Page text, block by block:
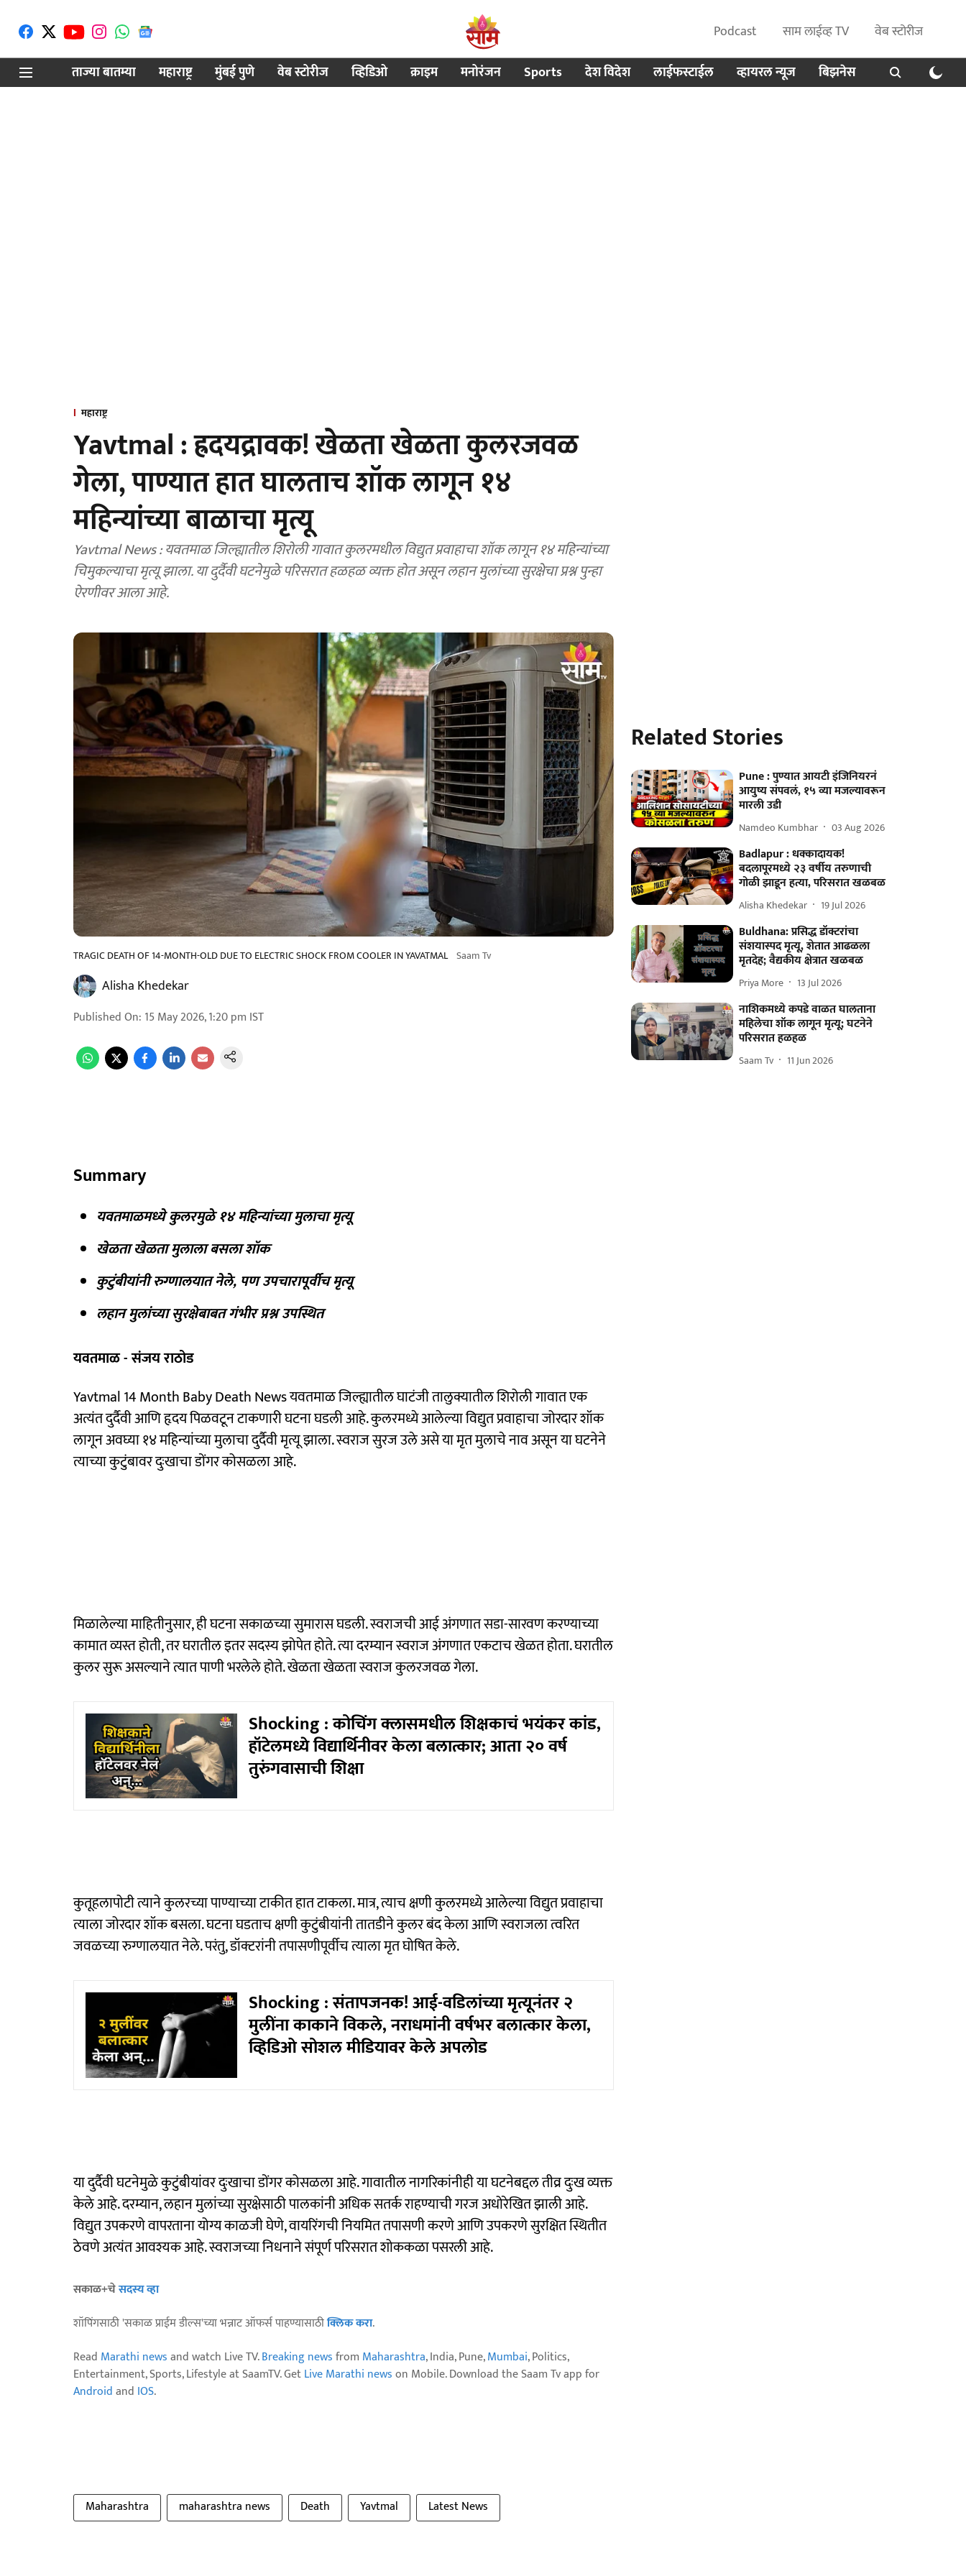
Podcast साम लाईव्ह TV
वेब स्टोरीज
ताज्या बातम्या
महाराष्ट्र मुंबई पुणे वेब स्टोरीज व्हिडिओ क्राइम मनोरंजन Sports देश विदेश लाईफस्टाईल व्हायरल न्यूज बिझनेस
महाराष्ट्र
Yavtmal : ह्रदयद्रावक! खेळता खेळता कुलरजवळ
गेला, पाण्यात हात घालताच शॉक लागून १४
महिन्यांच्या बाळाचा मृत्यू
Yavtmal News : यवतमाळ जिल्ह्यातील शिरोली गावात कुलरमधील विद्युत प्रवाहाचा शॉक लागून १४ महिन्यांच्या
चिमुकल्याचा मृत्यू झाला. या दुर्दैवी घटनेमुळे परिसरात हळहळ व्यक्त होत असून लहान मुलांच्या सुरक्षेचा प्रश्न पुन्हा
ऐरणीवर आला आहे.
TRAGIC DEATH OF 14-MONTH-OLD DUE TO ELECTRIC SHOCK FROM COOLER IN YAVATMAL Saam Tv
Alisha Khedekar
Published On: 15 May 2026, 1:20 pm IST
Summary
यवतमाळमध्ये कुलरमुळे १४ महिन्यांच्या मुलाचा मृत्यू
खेळता खेळता मुलाला बसला शॉक
कुटुंबीयांनी रुग्णालयात नेले, पण उपचारापूर्वीच मृत्यू
लहान मुलांच्या सुरक्षेबाबत गंभीर प्रश्न उपस्थित
यवतमाळ - संजय राठोड
Yavtmal 14 Month Baby Death News यवतमाळ जिल्ह्यातील घाटंजी तालुक्यातील शिरोली गावात एक
अत्यंत दुर्दैवी आणि हृदय पिळवटून टाकणारी घटना घडली आहे. कुलरमध्ये आलेल्या विद्युत प्रवाहाचा जोरदार शॉक
लागून अवघ्या १४ महिन्यांच्या मुलाचा दुर्दैवी मृत्यू झाला. स्वराज सुरज उले असे या मृत मुलाचे नाव असून या घटनेने
त्याच्या कुटुंबावर दुःखाचा डोंगर कोसळला आहे.
मिळालेल्या माहितीनुसार, ही घटना सकाळच्या सुमारास घडली. स्वराजची आई अंगणात सडा-सारवण करण्याच्या
कामात व्यस्त होती, तर घरातील इतर सदस्य झोपेत होते. त्या दरम्यान स्वराज अंगणात एकटाच खेळत होता. घरातील
कुलर सुरू असल्याने त्यात पाणी भरलेले होते. खेळता खेळता स्वराज कुलरजवळ गेला.
Shocking : कोचिंग क्लासमधील शिक्षकाचं भयंकर कांड,
हॉटेलमध्ये विद्यार्थिनीवर केला बलात्कार; आता २० वर्ष
तुरुंगवासाची शिक्षा
कुतूहलापोटी त्याने कुलरच्या पाण्याच्या टाकीत हात टाकला. मात्र, त्याच क्षणी कुलरमध्ये आलेल्या विद्युत प्रवाहाचा
त्याला जोरदार शॉक बसला. घटना घडताच क्षणी कुटुंबीयांनी तातडीने कुलर बंद केला आणि स्वराजला त्वरित
जवळच्या रुग्णालयात नेले. परंतु, डॉक्टरांनी तपासणीपूर्वीच त्याला मृत घोषित केले.
Shocking : संतापजनक! आई-वडिलांच्या मृत्यूनंतर २
मुलींना काकाने विकले, नराधमांनी वर्षभर बलात्कार केला,
व्हिडिओ सोशल मीडियावर केले अपलोड
या दुर्दैवी घटनेमुळे कुटुंबीयांवर दुःखाचा डोंगर कोसळला आहे. गावातील नागरिकांनीही या घटनेबद्दल तीव्र दुःख व्यक्त
केले आहे. दरम्यान, लहान मुलांच्या सुरक्षेसाठी पालकांनी अधिक सतर्क राहण्याची गरज अधोरेखित झाली आहे.
विद्युत उपकरणे वापरताना योग्य काळजी घेणे, वायरिंगची नियमित तपासणी करणे आणि उपकरणे सुरक्षित स्थितीत
ठेवणे अत्यंत आवश्यक आहे. स्वराजच्या निधनाने संपूर्ण परिसरात शोककळा पसरली आहे.
सकाळ+चेसदस्य व्हा
शॉपिंगसाठी 'सकाळ प्राईम डील्स'च्या भन्नाट ऑफर्स पाहण्यासाठीक्लिक करा.
Read Marathi newsand watch Live TV.Breaking newsfrom Maharashtra, India, Pune,Mumbai, Politics,
Entertainment, Sports, Lifestyle at SaamTV. GetLive Marathi newson Mobile. Download the Saam Tv app for
Androidand IOS.
Maharashtra maharashtra news Death Yavtmal Latest News
Related Stories
Pune : पुण्यात आयटी इंजिनियरनं
आयुष्य संपवलं, १५ व्या मजल्यावरून
मारली उडी
Namdeo Kumbhar 03 Aug 2026
Badlapur : धक्कादायक!
बदलापूरमध्ये २३ वर्षीय तरुणाची
गोळी झाडून हत्या, परिसरात खळबळ
Alisha Khedekar 19 Jul 2026
Buldhana: प्रसिद्ध डॉक्टरांचा
संशयास्पद मृत्यू, शेतात आढळला
मृतदेह; वैद्यकीय क्षेत्रात खळबळ
Priya More 13 Jul 2026
नाशिकमध्ये कपडे वाळत घालताना
महिलेचा शॉक लागून मृत्यू; घटनेने
परिसरात हळहळ
Saam Tv 11 Jun 2026